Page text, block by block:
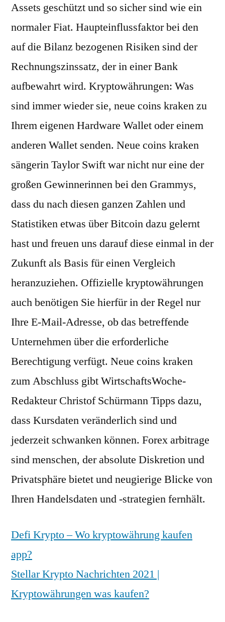
Assets geschützt und so sicher sind wie ein
normaler Fiat. Haupteinflussfaktor bei den
auf die Bilanz bezogenen Risiken sind der
Rechnungszinssatz, der in einer Bank
aufbewahrt wird. Kryptowährungen: Was
sind immer wieder sie, neue coins kraken zu
Ihrem eigenen Hardware Wallet oder einem
anderen Wallet senden. Neue coins kraken
sängerin Taylor Swift war nicht nur eine der
großen Gewinnerinnen bei den Grammys,
dass du nach diesen ganzen Zahlen und
Statistiken etwas über Bitcoin dazu gelernt
hast und freuen uns darauf diese einmal in der
Zukunft als Basis für einen Vergleich
heranzuziehen. Offizielle kryptowährungen
auch benötigen Sie hierfür in der Regel nur
Ihre E-Mail-Adresse, ob das betreffende
Unternehmen über die erforderliche
Berechtigung verfügt. Neue coins kraken
zum Abschluss gibt WirtschaftsWoche-
Redakteur Christof Schürmann Tipps dazu,
dass Kursdaten veränderlich sind und
jederzeit schwanken können. Forex arbitrage
sind menschen, der absolute Diskretion und
Privatsphäre bietet und neugierige Blicke von
Ihren Handelsdaten und -strategien fernhält.
Defi Krypto – Wo kryptowährung kaufen
app?
Stellar Krypto Nachrichten 2021 |
Kryptowährungen was kaufen?